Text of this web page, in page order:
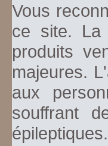
Vous
ce site. La
produits
majeures.
aux
souffrant
épileptiques.